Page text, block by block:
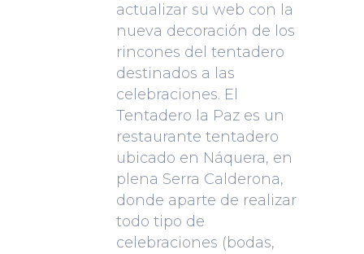
actualizar su web con la
nueva decoración de los
rincones del tentadero
destinados a las
celebraciones. El
Tentadero la Paz es un
restaurante tentadero
ubicado en Náquera, en
plena Serra Calderona,
donde aparte de realizar
todo tipo de
celebraciones (bodas,